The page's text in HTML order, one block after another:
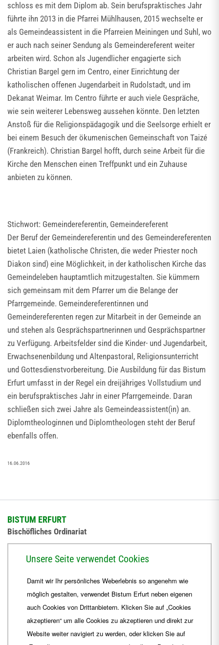
schloss es mit dem Diplom ab. Sein berufspraktisches Jahr
führte ihn 2013 in die Pfarrei Mühlhausen, 2015 wechselte er
als Gemeindeassistent in die Pfarreien Meiningen und Suhl, wo
er auch nach seiner Sendung als Gemeindereferent weiter
arbeiten wird. Schon als Jugendlicher engagierte sich
Christian Bargel gern im Centro, einer Einrichtung der
katholischen offenen Jugendarbeit in Rudolstadt, und im
Dekanat Weimar. Im Centro führte er auch viele Gespräche,
wie sein weiterer Lebensweg aussehen könnte. Den letzten
Anstoß für die Religionspädagogik und die Seelsorge erhielt er
bei einem Besuch der ökumenischen Gemeinschaft von Taizé
(Frankreich). Christian Bargel hofft, durch seine Arbeit für die
Kirche den Menschen einen Treffpunkt und ein Zuhause
anbieten zu können.
Stichwort: Gemeindereferentin, Gemeindereferent
Der Beruf der Gemeindereferentin und des Gemeindereferenten
bietet Laien (katholische Christen, die weder Priester noch
Diakon sind) eine Möglichkeit, in der katholischen Kirche das
Gemeindeleben hauptamtlich mitzugestalten. Sie kümmern
sich gemeinsam mit dem Pfarrer um die Belange der
Pfarrgemeinde. Gemeindereferentinnen und
Gemeindereferenten regen zur Mitarbeit in der Gemeinde an
und stehen als Gesprächspartnerinnen und Gesprächspartner
zu Verfügung. Arbeitsfelder sind die Kinder- und Jugendarbeit,
Erwachsenenbildung und Altenpastoral, Religionsunterricht
und Gottesdienstvorbereitung. Die Ausbildung für das Bistum
Erfurt umfasst in der Regel ein dreijähriges Vollstudium und
ein berufspraktisches Jahr in einer Pfarrgemeinde. Daran
schließen sich zwei Jahre als Gemeindeassistent(in) an.
Diplomtheologinnen und Diplomtheologen steht der Beruf
ebenfalls offen.
16.06.2016
BISTUM ERFURT
Bischöfliches Ordinariat
+49 361 6572-444
ordinariat Bistum-Erfurt.de
Unsere Seite verwendet Cookies
Damit wir Ihr persönliches Weberlebnis so angenehm wie
möglich gestalten, verwendet Bistum Erfurt neben eigenen
auch Cookies von Drittanbietern. Klicken Sie auf „Cookies
akzeptieren“ um alle Cookies zu akzeptieren und direkt zur
Website weiter navigiert zu werden, oder klicken Sie auf